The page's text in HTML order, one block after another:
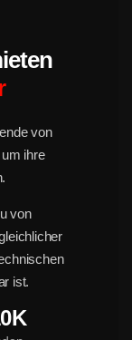
von
um ihre
von
ist.